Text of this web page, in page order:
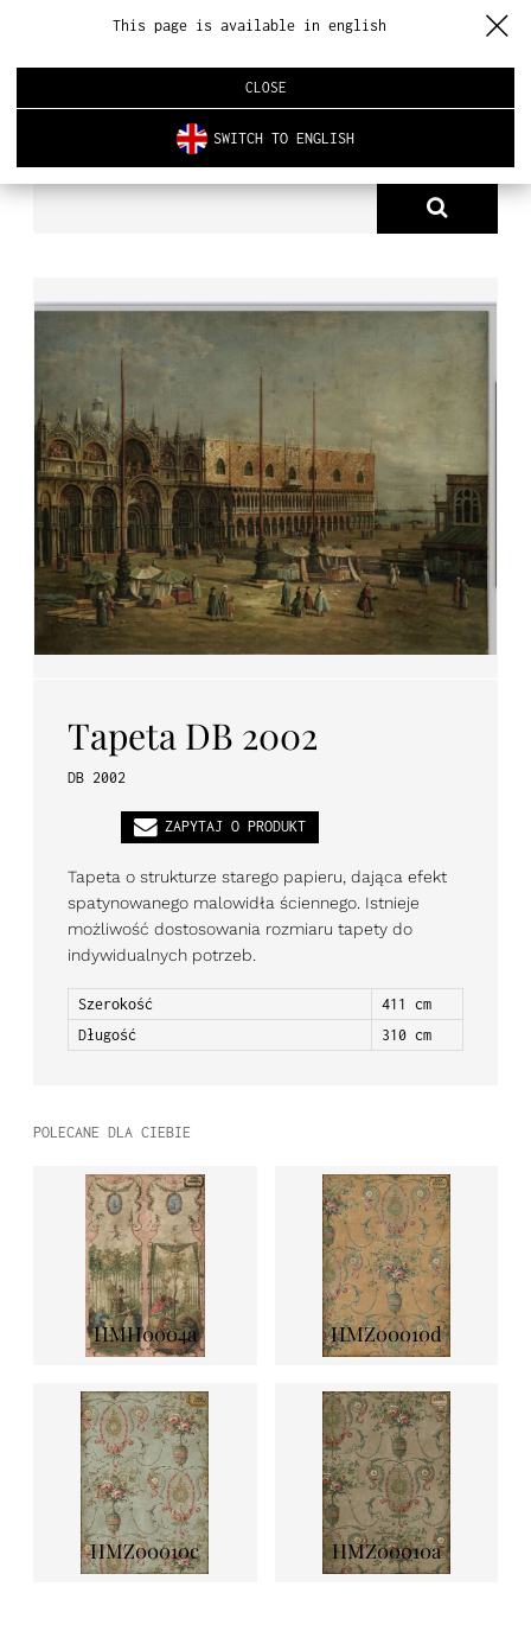
O NAS
NOWOŚCI
ARCHITEKTURA WNĘTRZ
REALIZACJE
AKTUALNOŚCI
PL EN DE
TAPETA DB 2002
Tapeta DB 2002
DB 2002
ZAPYTAJ O PRODUKT
Tapeta o strukturze starego papieru, dająca efekt
spatynowanego malowidła ściennego. Istnieje
możliwość dostosowania rozmiaru tapety do
indywidualnych potrzeb.
Szerokość
411 cm
Długość
310 cm
POLECANE DLA CIEBIE
HMH0004a HMZ00010d
HMZ00010c HMZ00010a
This page is available in english
CLOSE
SWITCH TO ENGLISH